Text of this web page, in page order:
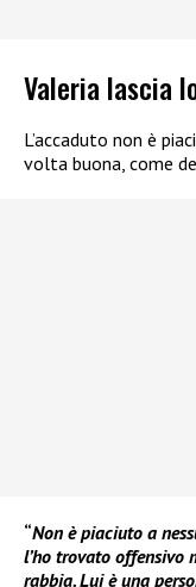
Valeria lascia
L’accaduto non è
volta buona, come
“Non è piaciuto a
l’ho trovato offensivo
rabbia. Lui è una